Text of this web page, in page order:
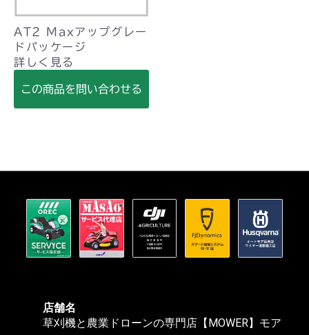
AT2 Maxアップグレー
ドパッケージ
詳しく見る
この商品を問い合わせる
店舗名
草刈機と農業ドローンの専門店【MOWER】モア